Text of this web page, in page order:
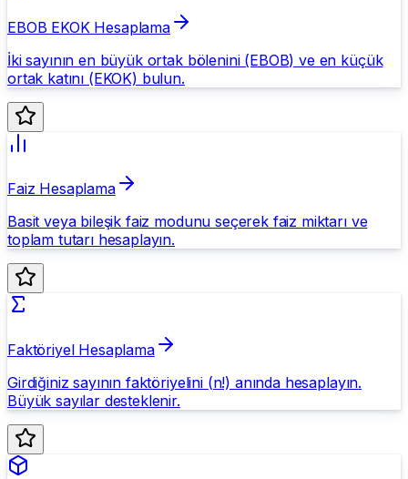
EBOB EKOK Hesaplama
İki sayının en büyük ortak bölenini (EBOB) ve en küçük
ortak katını (EKOK) bulun.
Faiz Hesaplama
Basit veya bileşik faiz modunu seçerek faiz miktarı ve
toplam tutarı hesaplayın.
Faktöriyel Hesaplama
Girdiğiniz sayının faktöriyelini (n!) anında hesaplayın.
Büyük sayılar desteklenir.